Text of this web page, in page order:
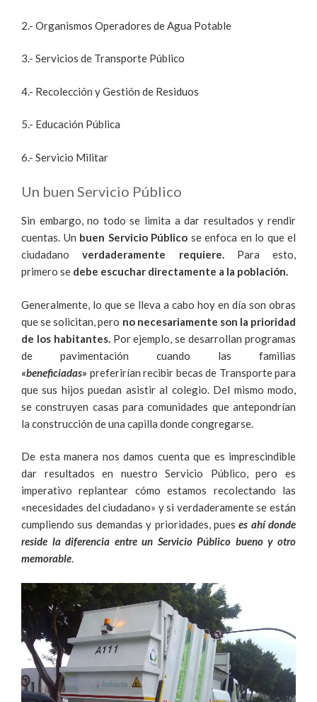
2.- Organismos Operadores de Agua Potable
3.- Servicios de Transporte Público
4.- Recolección y Gestión de Residuos
5.- Educación Pública
6.- Servicio Militar
Un buen Servicio Público
Sin embargo, no todo se limita a dar resultados y rendir
cuentas. Un buen Servicio Público se enfoca en lo que el
ciudadanoverdaderamente requiere. Para esto,
primero se debe escuchar directamente a la población.
Generalmente, lo que se lleva a cabo hoy en día son obras
que se solicitan, pero no necesariamente son la prioridad
de los habitantes.Por ejemplo, se desarrollan programas
de pavimentación cuando las familias
«beneficiadas» preferirían recibir becas de Transporte para
que sus hijos puedan asistir al colegio. Del mismo modo,
se construyen casas para comunidades que antepondrían
la construcción de una capilla donde congregarse.
De esta manera nos damos cuenta que es imprescindible
dar resultados en nuestro Servicio Público, pero es
imperativo replantear cómo estamos recolectando las
«necesidades del ciudadano» y si verdaderamente se están
cumpliendo sus demandas y prioridades, pueses ahí donde
reside la diferencia entre un Servicio Público bueno y otro
memorable.